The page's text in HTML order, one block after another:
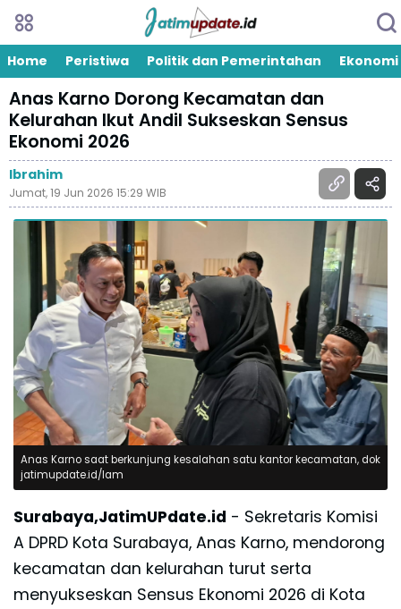
Home Peristiwa Politik dan Pemerintahan Ekonomi
Anas Karno Dorong Kecamatan dan
Kelurahan Ikut Andil Sukseskan Sensus
Ekonomi 2026
Ibrahim
Jumat, 19 Jun 2026 15:29 WIB
Anas Karno saat berkunjung kesalahan satu kantor kecamatan, dok
jatimupdate.id/lam
Surabaya,JatimUPdate.id - Sekretaris Komisi
A DPRD Kota Surabaya, Anas Karno, mendorong
kecamatan dan kelurahan turut serta
menyukseskan Sensus Ekonomi 2026 di Kota